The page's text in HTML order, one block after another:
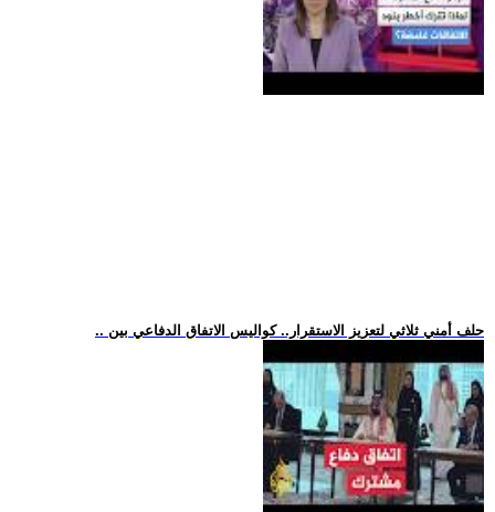
.. حلف أمني ثلاثي لتعزيز الاستقرار.. كواليس الاتفاق الدفاعي بين